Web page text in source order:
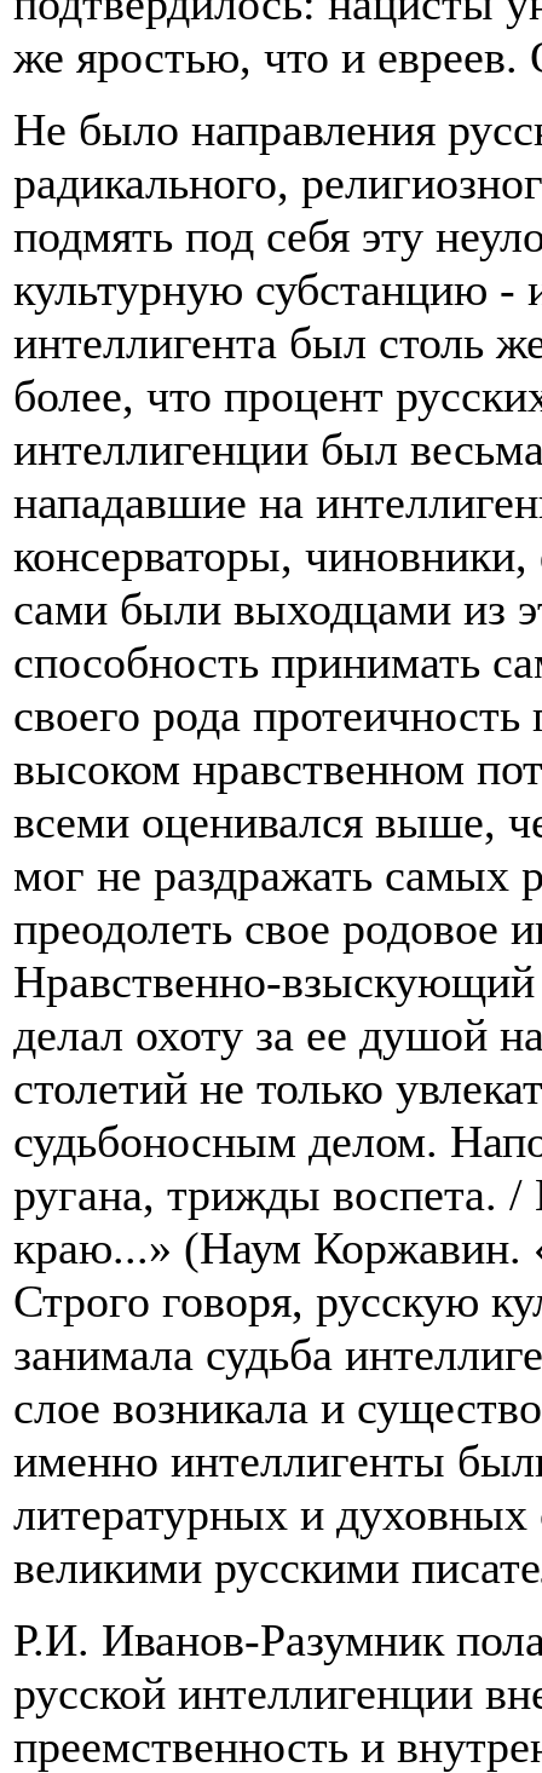
же яростью, что и
Не было направления
радикального,
подмять под себя эту
культурную субстанцию -
интеллигента был столь
более, что процент
интеллигенции был
нападавшие на
консерваторы,
сами были выходцами из
способность принимать
своего рода
высоком нравственном
всеми оценивался выше,
мог не раздражать самых
преодолеть свое родовое
Нравственно-взыскующий
делал охоту за ее душой
столетий не только
судьбоносным делом.
ругана, трижды воспета. /
краю...» (Наум Коржавин.
Строго говоря, русскую
занимала судьба
слое возникала и
именно интеллигенты
литературных и
великими русскими
Р.И. Иванов-Разумник
русской интеллигенции
преемственность и